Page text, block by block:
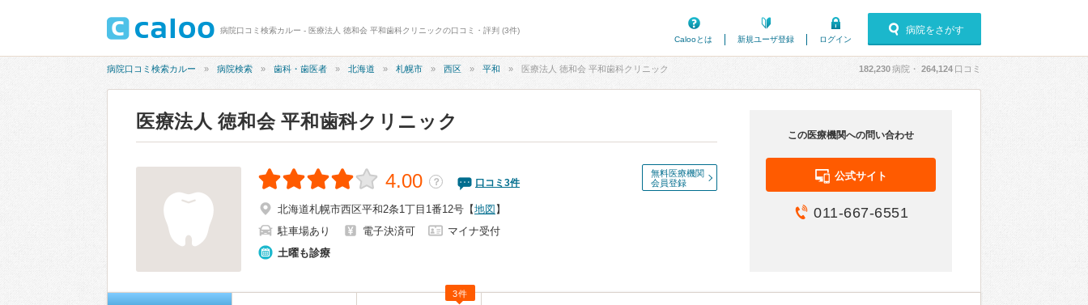
病院口コミ検索カルー - 医療法人 徳和会 平和歯科クリニックの口コミ・評判 (3件)
Calooとは
新規ユーザ登録 ログイン
病院をさがす
病院口コミ検索カルー 病院検索 歯科・歯医者 北海道 札幌市 西区 平和 医療法人 徳和会 平和歯科クリニック 182,230病院・ 264,124 口コミ
医療法人 徳和会 平和歯科クリニック
無料医療機関
会員登録
4.00 ？ 口コミ 3件
北海道札幌市西区平和2条1丁目1番12号 【地図 】
駐車場あり
電子決済可
マイナ受付
土曜も診療
この医療機関への問い合わせ
公式サイト
011-667-6551
3件